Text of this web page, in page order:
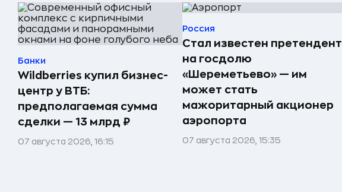
Банки
Wildberries купил бизнес-
центр у ВТБ:
предполагаемая сумма
сделки — 13 млрд ₽
07 августа 2026, 16:15
Россия
Стал известен претендент
на госдолю
«Шереметьево» — им
может стать
мажоритарный акционер
аэропорта
07 августа 2026, 15:35